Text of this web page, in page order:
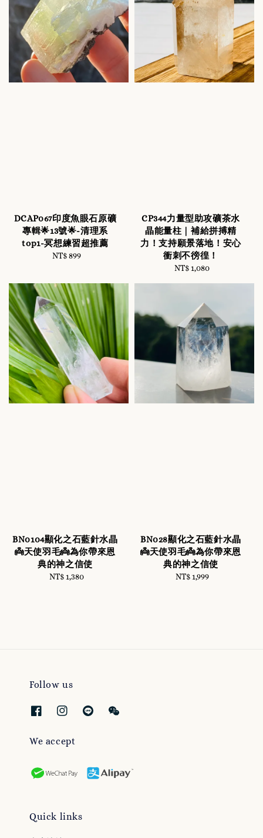
DCAP067印度魚眼石原礦
專輯🌟13號🌟-清理系
top1-冥想練習超推薦
Regular
NT$ 899
CP344力量型助攻礦茶水
晶能量柱｜補給拼搏精
力！支持願景落地！安心
衝刺不徬徨！
Regular
NT$ 1,080
BN0104顯化之石藍針水晶
👼天使羽毛👼為你帶來恩
典的神之信使
Regular
NT$ 1,380
BN028顯化之石藍針水晶
👼天使羽毛👼為你帶來恩
典的神之信使
Regular
NT$ 1,999
Follow us
We accept
Quick links